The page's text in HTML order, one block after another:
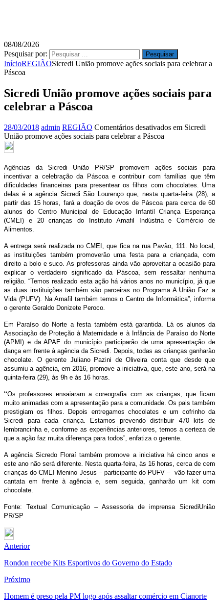
08/08/2026
Pesquisar por:
InícioREGIÃOSicredi União promove ações sociais para celebrar a
Páscoa
Sicredi União promove ações sociais para
celebrar a Páscoa
28/03/2018 admin REGIÃO Comentários desativados em Sicredi
União promove ações sociais para celebrar a Páscoa
Agências da Sicredi União PR/SP promovem ações sociais para
incentivar a celebração da Páscoa e contribuir com famílias que têm
dificuldades financeiras para presentear os filhos com chocolates. Uma
delas é a agência Sicredi São Lourenço que, nesta quarta-feira (28), a
partir das 15 horas, fará a doação de ovos de Páscoa para cerca de 60
alunos do Centro Municipal de Educação Infantil Criança Esperança
(CMEI) e 20 crianças do Instituto Amafil Indústria e Comércio de
Alimentos.
A entrega será realizada no CMEI, que fica na rua Pavão, 111. No local,
as instituições também promoverão uma festa para a criançada, com
direito a bolo e suco. As professoras ainda vão aproveitar a ocasião para
explicar o verdadeiro significado da Páscoa, sem ressaltar nenhuma
religião. “Temos realizado esta ação há vários anos no município, já que
as duas instituições também são parceiras no Programa A União Faz a
Vida (PUFV). Na Amafil também temos o Centro de Informática”, informa
o gerente Geraldo Donizete Peroco.
Em Paraíso do Norte a festa também está garantida. Lá os alunos da
Associação de Proteção à Maternidade e à Infância de Paraíso do Norte
(APMI) e da APAE do município participarão de uma apresentação de
dança em frente à agência da Sicredi. Depois, todas as crianças ganharão
chocolate. O gerente Juliano Pazini de Oliveira conta que desde que
assumiu a agência, em 2016, promove a iniciativa, que, este ano, será na
quinta-feira (29), às 9h e às 16 horas.
“Os professores ensaiaram a coreografia com as crianças, que ficam
muito animadas com a apresentação para a comunidade. Os pais também
prestigiam os filhos. Depois entregamos chocolates e um cofrinho da
Sicredi para cada criança. Estamos prevendo distribuir 470 kits de
lembrancinha e, conforme as experiências anteriores, temos a certeza de
que a ação faz muita diferença para todos”, enfatiza o gerente.
A agência Sicredo Floraí também promove a iniciativa há cinco anos e
este ano não será diferente. Nesta quarta-feira, às 16 horas, cerca de cem
crianças do CMEI Menino Jesus – participante do PUFV – vão fazer uma
cantata em frente à agência e, sem seguida, ganharão um kit com
chocolate.
Fonte: Textual Comunicação – Assessoria de imprensa SicrediUnião
PR/SP
Anterior
Rondon recebe Kits Esportivos do Governo do Estado
Próximo
Homem é preso pela PM logo após assaltar comércio em Cianorte